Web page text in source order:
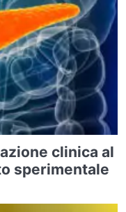
clinica al
sperimentale